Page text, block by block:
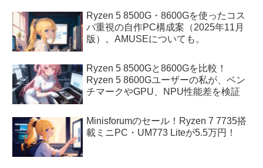
Ryzen 5 8500G・8600Gを使ったコス
パ重視の自作PC構成案（2025年11月
版）。AMUSEについても。
Ryzen 5 8500Gと8600Gを比較！
Ryzen 5 8600Gユーザーの私が、ベン
チマークやGPU、NPU性能差を検証
Minisforumのセール！Ryzen 7 7735搭
載ミニPC・UM773 Liteが5.5万円！